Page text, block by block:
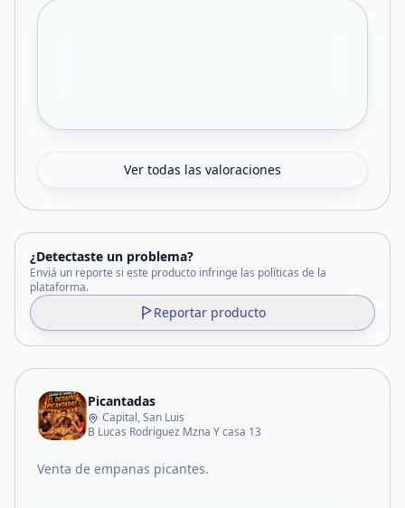
Ver todas las valoraciones
¿Detectaste un problema?
Enviá un reporte si este producto infringe las políticas de la
plataforma.
Reportar producto
Picantadas
Capital, San Luis
B Lucas Rodriguez Mzna Y casa 13
Venta de empanas picantes.